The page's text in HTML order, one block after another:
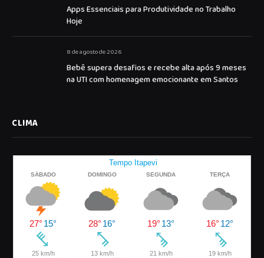
Apps Essenciais para Produtividade no Trabalho
Hoje
8 de agosto de 2026
Bebê supera desafios e recebe alta após 9 meses
na UTI com homenagem emocionante em Santos
CLIMA